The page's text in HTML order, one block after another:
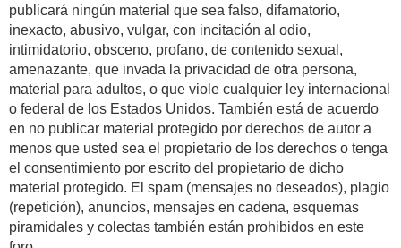
publicará ningún material que sea falso, difamatorio,
inexacto, abusivo, vulgar, con incitación al odio,
intimidatorio, obsceno, profano, de contenido sexual,
amenazante, que invada la privacidad de otra persona,
material para adultos, o que viole cualquier ley internacional
o federal de los Estados Unidos. También está de acuerdo
en no publicar material protegido por derechos de autor a
menos que usted sea el propietario de los derechos o tenga
el consentimiento por escrito del propietario de dicho
material protegido. El spam (mensajes no deseados), plagio
(repetición), anuncios, mensajes en cadena, esquemas
piramidales y colectas también están prohibidos en este